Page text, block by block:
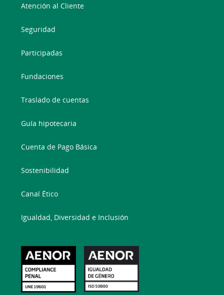
Atención al Cliente
Seguridad
Participadas
Fundaciones
Traslado de cuentas
Guía hipotecaria
Cuenta de Pago Básica
Sostenibilidad
Canal Ético
Igualdad, Diversidad e Inclusión